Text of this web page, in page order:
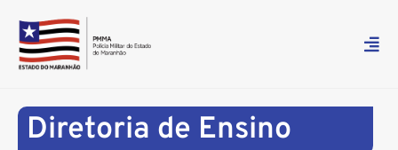
Diretoria de Ensino